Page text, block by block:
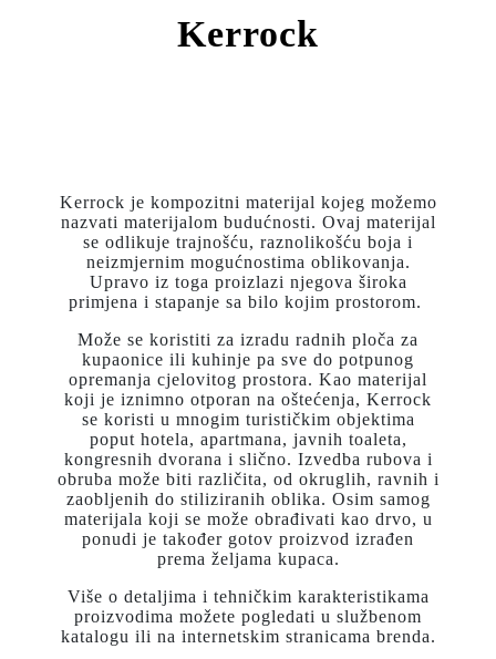
Kerrock
Kerrock je kompozitni materijal kojeg možemo
nazvati materijalom budućnosti. Ovaj materijal
se odlikuje trajnošću, raznolikošću boja i
neizmjernim mogućnostima oblikovanja.
Upravo iz toga proizlazi njegova široka
primjena i stapanje sa bilo kojim prostorom.
Može se koristiti za izradu radnih ploča za
kupaonice ili kuhinje pa sve do potpunog
opremanja cjelovitog prostora. Kao materijal
koji je iznimno otporan na oštećenja, Kerrock
se koristi u mnogim turističkim objektima
poput hotela, apartmana, javnih toaleta,
kongresnih dvorana i slično. Izvedba rubova i
obruba može biti različita, od okruglih, ravnih i
zaobljenih do stiliziranih oblika. Osim samog
materijala koji se može obrađivati kao drvo, u
ponudi je također gotov proizvod izrađen
prema željama kupaca.
Više o detaljima i tehničkim karakteristikama
proizvodima možete pogledati u službenom
katalogu ili na internetskim stranicama brenda.